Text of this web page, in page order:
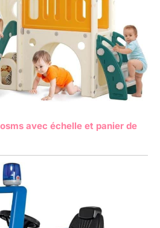
avec échelle et panier de